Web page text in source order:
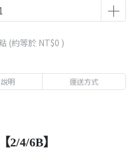
(約等於NT$0 )
明 運送方式
2/4/6B】